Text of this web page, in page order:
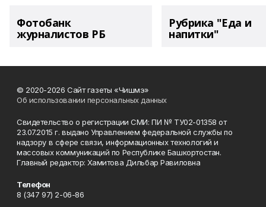
Фотобанк
журналистов РБ
Рубрика "Еда и
напитки"
© 2020-2026 Сайт газеты «Чишмэ»
Об использовании персональных данных
Свидетельство о регистрации СМИ: ПИ № ТУ02-01358 от
23.07.2015 г. выдано Управлением федеральной службы по
надзору в сфере связи, информационных технологий и
массовых коммуникаций по Республике Башкортостан.
Главный редактор: Хамитова Дильбар Равиловна
Телефон
8 (347 97) 2-06-86